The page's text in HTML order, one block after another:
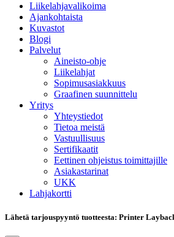
Liikelahjavalikoima
Ajankohtaista
Kuvastot
Blogi
Palvelut
Aineisto-ohje
Liikelahjat
Sopimusasiakkuus
Graafinen suunnittelu
Yritys
Yhteystiedot
Tietoa meistä
Vastuullisuus
Sertifikaatit
Eettinen ohjeistus toimittajille
Asiakastarinat
UKK
Lahjakortti
Lähetä tarjouspyyntö tuotteesta: Printer